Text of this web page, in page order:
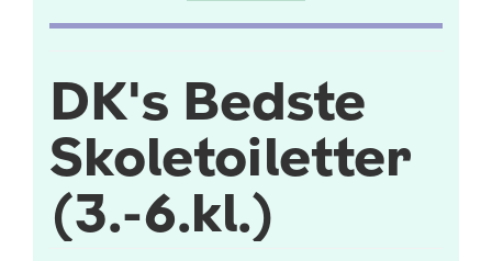
DK's Bedste
Skoletoiletter
(3.-6.kl.)